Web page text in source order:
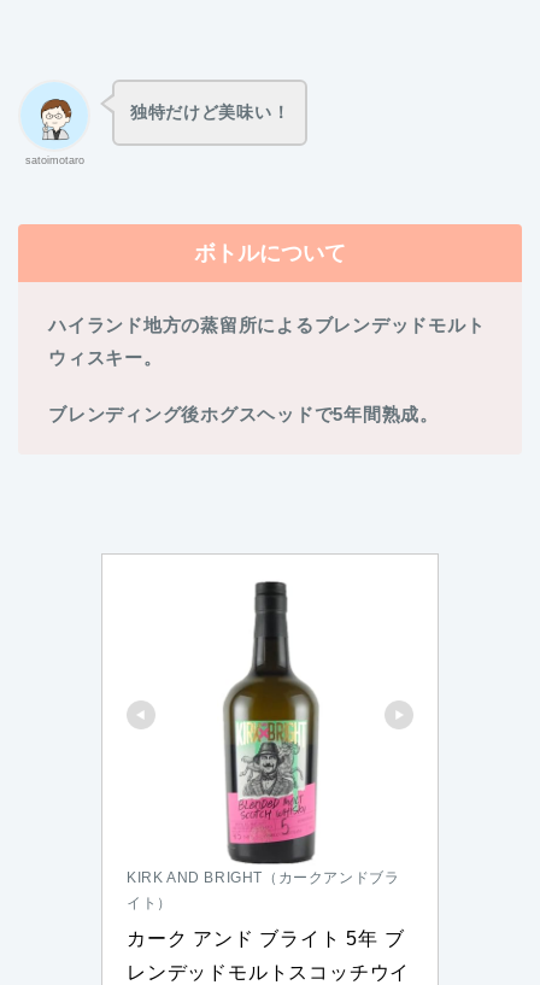
satoimotaro
独特だけど美味い！
ボトルについて
ハイランド地方の蒸留所によるブレンデッドモルト
ウィスキー。
ブレンディング後ホグスヘッドで5年間熟成。
KIRK AND BRIGHT（カークアンドブラ
イト）
カーク アンド ブライト 5年 ブ
レンデッドモルトスコッチウイ